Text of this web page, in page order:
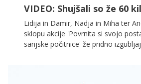
VIDEO: Shujšali so že 60
Lidija in Damir, Nadja in Miha ter
sklopu akcije 'Povrnita si svojo
sanjske počitnice' že pridno